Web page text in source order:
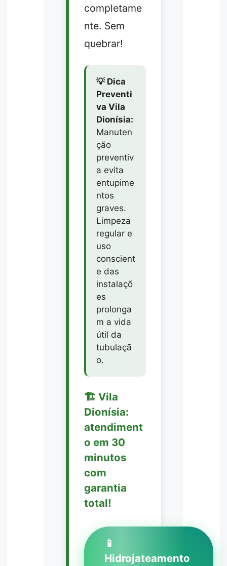
completame
nte. Sem
quebrar!
💡 Dica
Preventi
va Vila
Dionísia:
Manuten
ção
preventiv
a evita
entupime
ntos
graves.
Limpeza
regular e
uso
conscient
e das
instalaçõ
es
prolonga
m a vida
útil da
tubulaçã
o.
🏗️ Vila
Dionísia:
atendiment
o em 30
minutos
com
garantia
total!
📱
Hidrojateamento